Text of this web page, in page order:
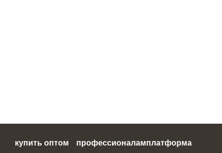
купить оптом профессионаламплатформа